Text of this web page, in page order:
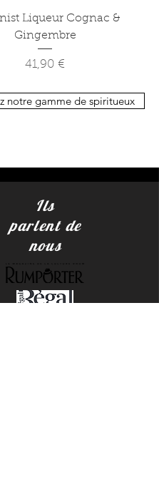
Liqueur Cognac &
Gingembre
Prix
41,90 €
notre gamme de spiritueux
Ils
parlent de
nous